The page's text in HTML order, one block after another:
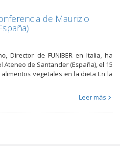
de Maurizio
Director de FUNIBER en Italia, ha
de Santander (España), el 15
vegetales en la dieta En la
Leer más